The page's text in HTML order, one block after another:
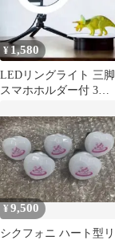
¥1,580
LEDリングライト 三脚
スマホホルダー付 3色
¥9,500
シクフォニ ハート型リ